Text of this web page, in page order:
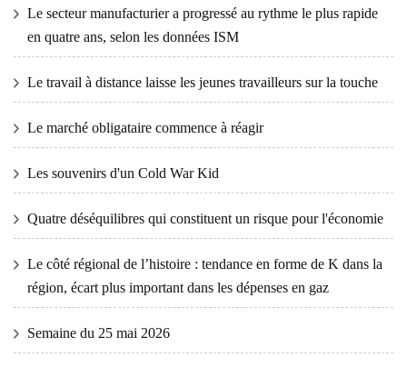
Le secteur manufacturier a progressé au rythme le plus rapide
en quatre ans, selon les données ISM
Le travail à distance laisse les jeunes travailleurs sur la touche
Le marché obligataire commence à réagir
Les souvenirs d'un Cold War Kid
Quatre déséquilibres qui constituent un risque pour l'économie
Le côté régional de l’histoire : tendance en forme de K dans la
région, écart plus important dans les dépenses en gaz
Semaine du 25 mai 2026